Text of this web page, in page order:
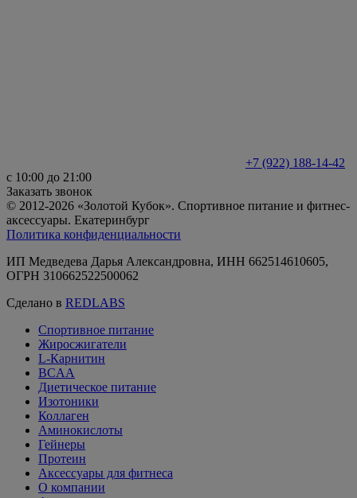
+7 (922) 188-14-42
с 10:00 до 21:00
Заказать звонок
© 2012-2026 «Золотой Кубок». Спортивное питание и фитнес-
аксессуары. Екатеринбург
Политика конфиденциальности
ИП Медведева Дарья Александровна, ИНН 662514610605,
ОГРН 310662522500062
Сделано в REDLABS
Спортивное питание
Жиросжигатели
L-Карнитин
BCAA
Диетическое питание
Изотоники
Коллаген
Аминокислоты
Гейнеры
Протеин
Аксессуары для фитнеса
О компании